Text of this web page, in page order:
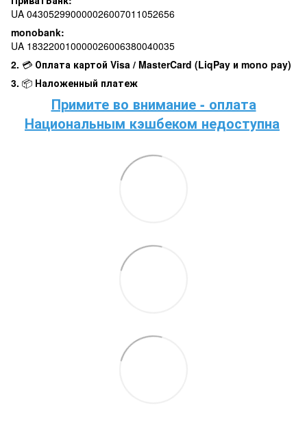
UA 043052990000026007011052656
monobank:
UA 183220010000026006380040035
2. 💳 Оплата картой Visa / MasterCard (LiqPay и mono pay)
3. 📦 Наложенный платеж
Примите во внимание - оплата
Национальным кэшбеком недоступна